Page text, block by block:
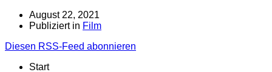
August 22, 2021
Publiziert in Film
Diesen RSS-Feed abonnieren
Start